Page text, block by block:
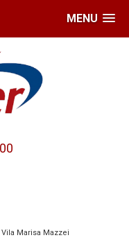
MENU
Marisa Mazzei